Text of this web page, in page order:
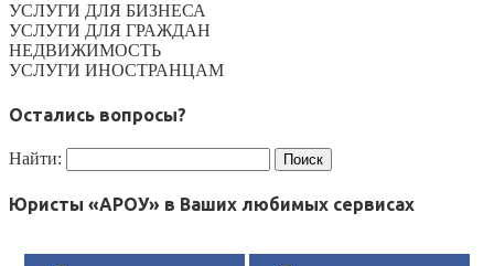
УСЛУГИ ДЛЯ БИЗНЕСА
УСЛУГИ ДЛЯ ГРАЖДАН
НЕДВИЖИМОСТЬ
УСЛУГИ ИНОСТРАНЦАМ
Остались вопросы?
Найти:
Юристы «АРОУ» в Ваших любимых сервисах